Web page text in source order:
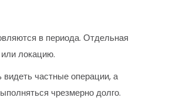
в периода. Отдельная
локацию.
частные операции, а
чрезмерно долго.